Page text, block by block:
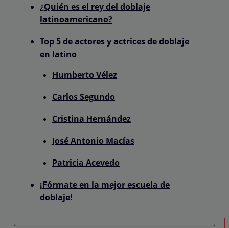
¿Quién es el rey del doblaje
latinoamericano?
Top 5 de actores y actrices de doblaje
en latino
Humberto Vélez
Carlos Segundo
Cristina Hernández
José Antonio Macías
Patricia Acevedo
¡Fórmate en la mejor escuela de
doblaje!